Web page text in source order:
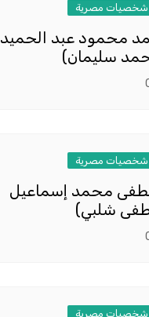
شخصيات مصرية
محمود عبد الحميد
سليمان)
شخصيات مصرية
محمد إسماعيل
شلبي)
شخصيات مصرية